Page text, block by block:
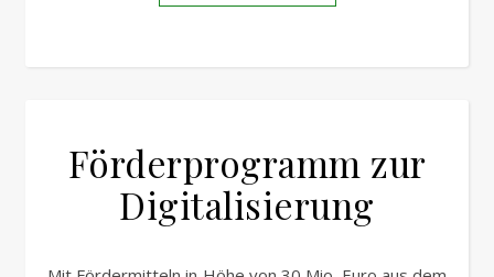
Förderprogramm zur
Digitalisierung